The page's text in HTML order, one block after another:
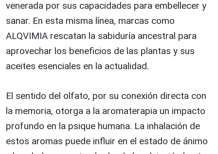
venerada por sus capacidades para embellecer y
sanar. En esta misma línea, marcas como
ALQVIMIA rescatan la sabiduría ancestral para
aprovechar los beneficios de las plantas y sus
aceites esenciales en la actualidad.
El sentido del olfato, por su conexión directa con
la memoria, otorga a la aromaterapia un impacto
profundo en la psique humana. La inhalación de
estos aromas puede influir en el estado de ánimo